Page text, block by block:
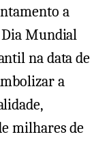
a
Dia Mundial
na data de
a
milhares de